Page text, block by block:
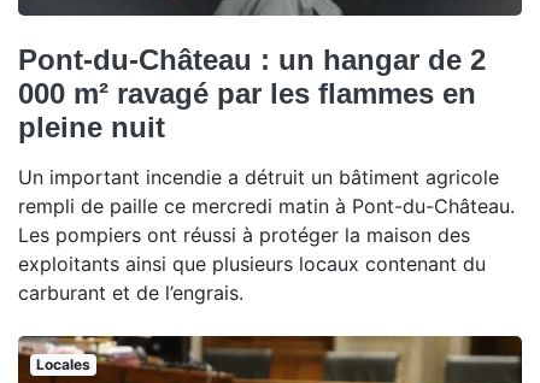
Pont-du-Château : un hangar de 2
000 m² ravagé par les flammes en
pleine nuit
Un important incendie a détruit un bâtiment agricole
rempli de paille ce mercredi matin à Pont-du-Château.
Les pompiers ont réussi à protéger la maison des
exploitants ainsi que plusieurs locaux contenant du
carburant et de l’engrais.
Locales